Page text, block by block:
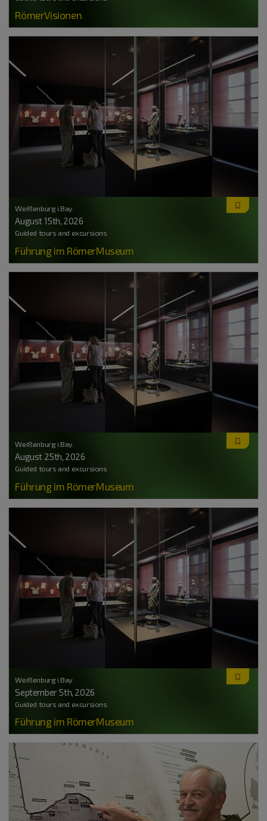
RömerVisionen
Weißenburg i.Bay.
August 15th, 2026
Guided tours and excursions
Führung im RömerMuseum
Weißenburg i.Bay.
August 25th, 2026
Guided tours and excursions
Führung im RömerMuseum
Weißenburg i.Bay.
September 5th, 2026
Guided tours and excursions
Führung im RömerMuseum